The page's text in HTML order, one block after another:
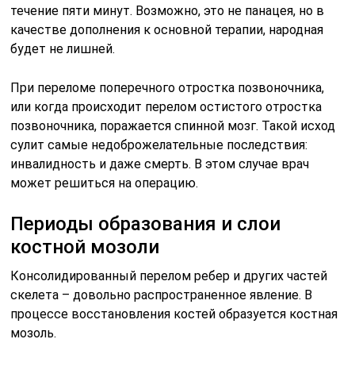
течение пяти минут. Возможно, это не панацея, но в
качестве дополнения к основной терапии, народная
будет не лишней.
При переломе поперечного отростка позвоночника,
или когда происходит перелом остистого отростка
позвоночника, поражается спинной мозг. Такой исход
сулит самые недоброжелательные последствия:
инвалидность и даже смерть. В этом случае врач
может решиться на операцию.
Периоды образования и слои
костной мозоли
Консолидированный перелом ребер и других частей
скелета – довольно распространенное явление. В
процессе восстановления костей образуется костная
мозоль.